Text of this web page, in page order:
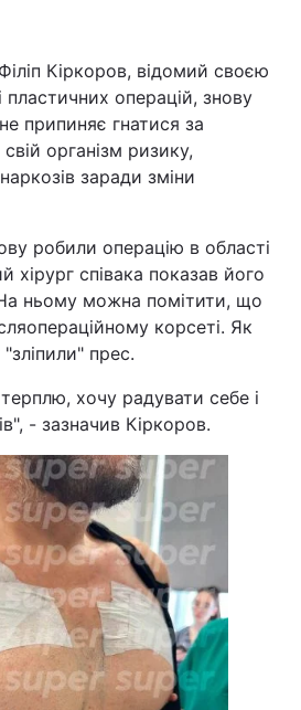
Кіркоров, відомий своєю
операцій, знову
припиняє гнатися за
організм ризику,
заради зміни
робили операцію в області
хірург співака показав його
На ньому можна помітити, що
корсеті. Як
прес.
хочу радувати себе і
- зазначив Кіркоров.